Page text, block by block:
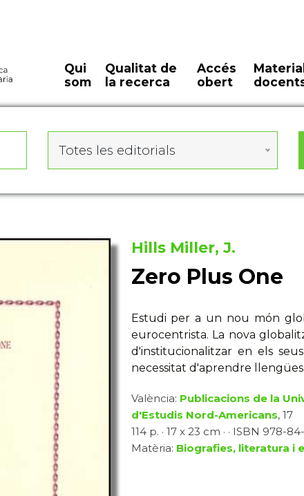
Qui
som
Qualitat de
la recerca
Accés
obert
Totes les editorials
Hills Miller, J.
Zero Plus One
Estudi per a un nou món
eurocentrista. La nova
d'institucionalitzar en els
necessitat d'aprendre
València: Publicacions de la
d'Estudis Nord-Americans, 17
114 p. · 17 x 23 cm · · ISBN 978-
Matèria: Biografies, literatura i